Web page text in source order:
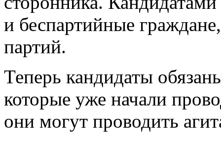
и беспартийные
партий.
Теперь кандидаты
которые уже начали
они могут проводить